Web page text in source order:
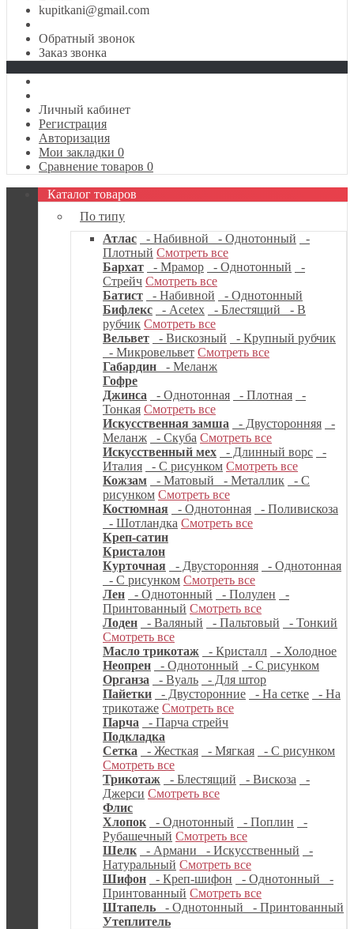
kupitkani@gmail.com
Обратный звонок
Заказ звонка
Личный кабинет
Регистрация
Авторизация
Мои закладки 0
Сравнение товаров 0
Каталог товаров
По типу
Атлас
- Набивной - Однотонный
-
Плотный Смотреть все
Бархат
- Мрамор - Однотонный
-
Стрейч Смотреть все
Батист
- Набивной
- Однотонный
Бифлекс
- Acetex - Блестящий
- В
рубчик Смотреть все
Вельвет
- Вискозный
- Крупный рубчик
- Микровельвет Смотреть все
Габардин
- Меланж
Гофре
Джинса
- Однотонная - Плотная
-
Тонкая Смотреть все
Искусственная замша
- Двусторонняя
-
Меланж
- Скуба Смотреть все
Искусственный мех
- Длинный ворс
-
Италия
- С рисунком Смотреть все
Кожзам
- Матовый - Металлик
- С
рисунком Смотреть все
Костюмная
- Однотонная
- Поливискоза
- Шотландка Смотреть все
Креп-сатин
Кристалон
Курточная
- Двусторонняя
- Однотонная
- С рисунком Смотреть все
Лен
- Однотонный - Полулен
-
Принтованный Смотреть все
Лоден
- Валяный - Пальтовый
- Тонкий
Смотреть все
Масло трикотаж
- Кристалл
- Холодное
Неопрен
- Однотонный
- С рисунком
Органза
- Вуаль
- Для штор
Пайетки
- Двусторонние - На сетке
- На
трикотаже Смотреть все
Парча
- Парча стрейч
Подкладка
Сетка
- Жесткая - Мягкая
- С рисунком
Смотреть все
Трикотаж
- Блестящий - Вискоза
-
Джерси Смотреть все
Флис
Хлопок
- Однотонный - Поплин
-
Рубашечный Смотреть все
Шелк
- Армани - Искусственный
-
Натуральный Смотреть все
Шифон
- Креп-шифон - Однотонный
-
Принтованный Смотреть все
Штапель
- Однотонный
- Принтованный
Утеплитель